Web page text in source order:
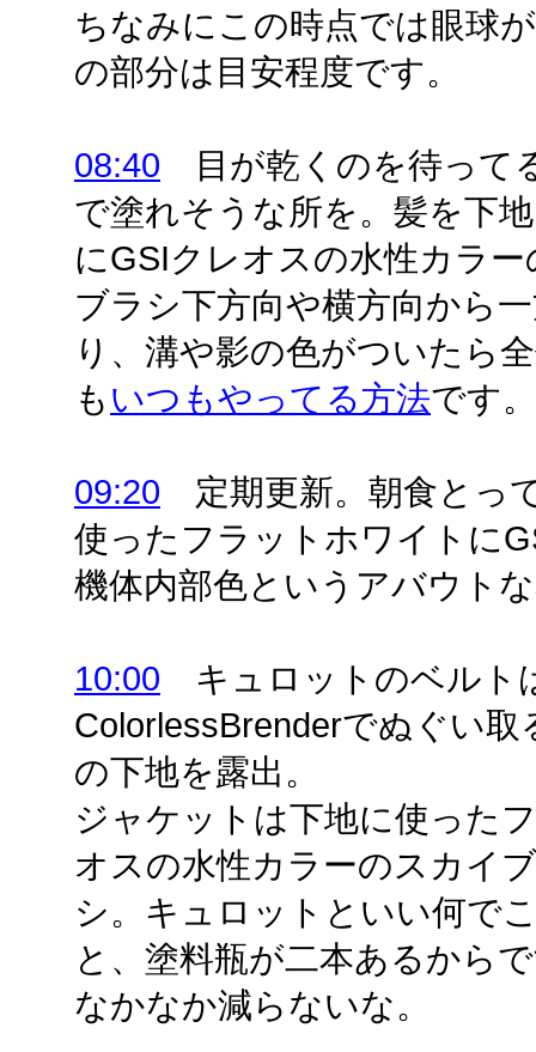
ちなみにこの時点では眼球
の部分は目安程度です。
08:40 目が乾くのを待って
で塗れそうな所を。髪を下
にGSIクレオスの水性カラ
ブラシ下方向や横方向から
り、溝や影の色がついたら
も いつもやってる方法です。
09:20 定期更新。朝食とっ
使ったフラットホワイトに
機体内部色というアバウト
10:00 キュロットのベルト
ColorlessBrenderでぬぐい
の下地を露出。
ジャケットは下地に使った
オスの水性カラーのスカイ
シ。キュロットといい何で
と、塗料瓶が二本あるから
なかなか減らないな。